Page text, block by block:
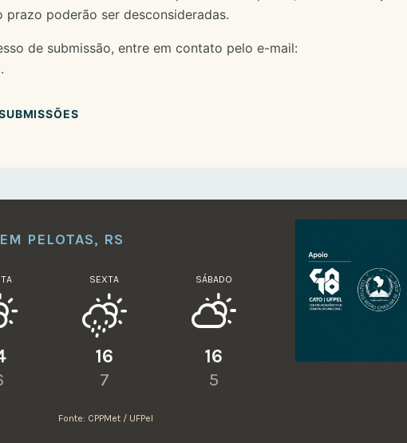
poderão ser desconsideradas.
de submissão, entre em contato pelo e-mail:
.
PELOTAS, RS
SEXTA
16
7
SÁBADO
16
5
Fonte: CPPMet / UFPel